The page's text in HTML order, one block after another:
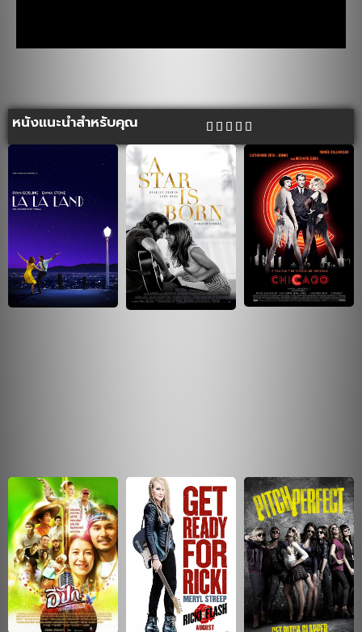
หนังแนะนำสำหรับคุณ     